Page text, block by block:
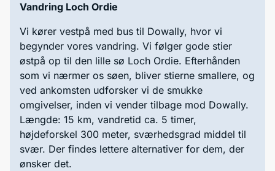
Vandring Loch Ordie
Vi kører vestpå med bus til Dowally, hvor vi
begynder vores vandring. Vi følger gode stier
østpå op til den lille sø Loch Ordie. Efterhånden
som vi nærmer os søen, bliver stierne smallere, og
ved ankomsten udforsker vi de smukke
omgivelser, inden vi vender tilbage mod Dowally.
Længde: 15 km, vandretid ca. 5 timer,
højdeforskel 300 meter, sværhedsgrad middel til
svær. Der findes lettere alternativer for dem, der
ønsker det.